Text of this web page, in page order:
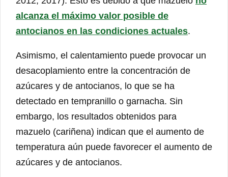
alcanza el máximo valor posible de
antocianos en las condiciones actuales.
Asimismo, el calentamiento puede provocar un
desacoplamiento entre la concentración de
azúcares y de antocianos, lo que se ha
detectado en tempranillo o garnacha. Sin
embargo, los resultados obtenidos para
mazuelo (cariñena) indican que el aumento de
temperatura aún puede favorecer el aumento de
azúcares y de antocianos.